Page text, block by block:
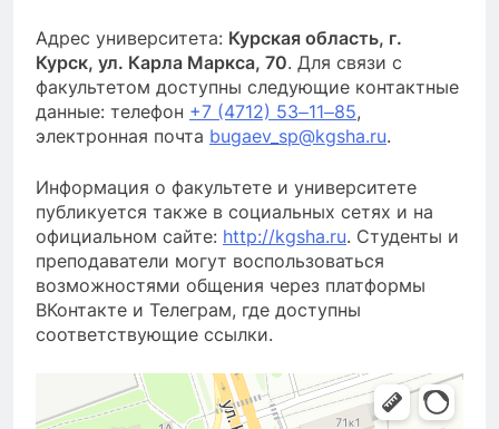
Адрес университета: Курская область, г.
Курск, ул. Карла Маркса, 70. Для связи с
факультетом доступны следующие контактные
данные: телефон +7 (4712) 53‒11‒85,
электронная почта bugaev_sp@kgsha.ru.
Информация о факультете и университете
публикуется также в социальных сетях и на
официальном сайте: http://kgsha.ru. Студенты и
преподаватели могут воспользоваться
возможностями общения через платформы
ВКонтакте и Телеграм, где доступны
соответствующие ссылки.